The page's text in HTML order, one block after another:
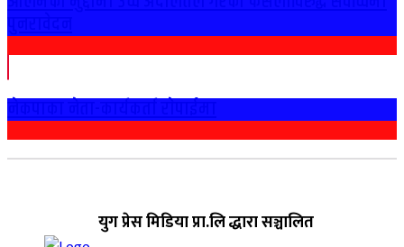
युग प्रेस मिडिया प्रा.लि द्धारा सञ्चालित